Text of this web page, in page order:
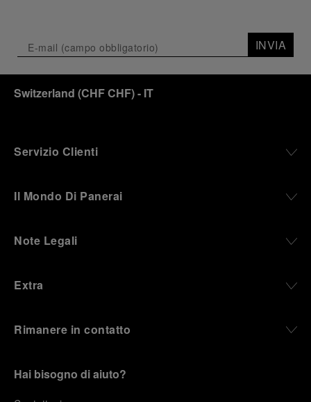
INVIA
Switzerland (CHF CHF)- IT
Servizio Clienti
Il Mondo Di Panerai
Note Legali
Extra
Rimanere in contatto
Hai bisogno di aiuto?